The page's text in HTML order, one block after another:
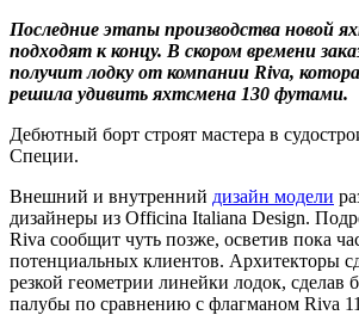
Последние этапы производства новой
подходят к концу. В скором времени
получит лодку от компании Riva,
решила удивить яхтсмена 130 футами.
Дебютный борт строят мастера в
Специи.
Внешний и внутренний дизайн модели
дизайнеры из Officina Italiana Design.
Riva сообщит чуть позже, осветив пока
потенциальных клиентов. Архитекторы
резкой геометрии линейки лодок, сделав
палубы по сравнению с флагманом Riva